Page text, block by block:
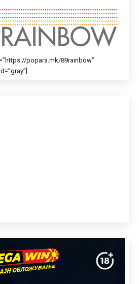
popara.mk/89rainbow”